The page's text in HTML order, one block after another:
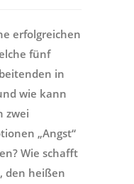
erfolgreichen
fünf
in
wie kann
zwei
„Angst“
Wie schafft
den heißen